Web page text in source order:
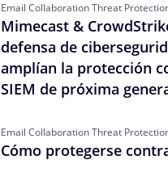
Email Collaboration Threat
Mimecast &
defensa de
amplían la protección
SIEM de próxima
Email Collaboration Threat
Cómo protegerse